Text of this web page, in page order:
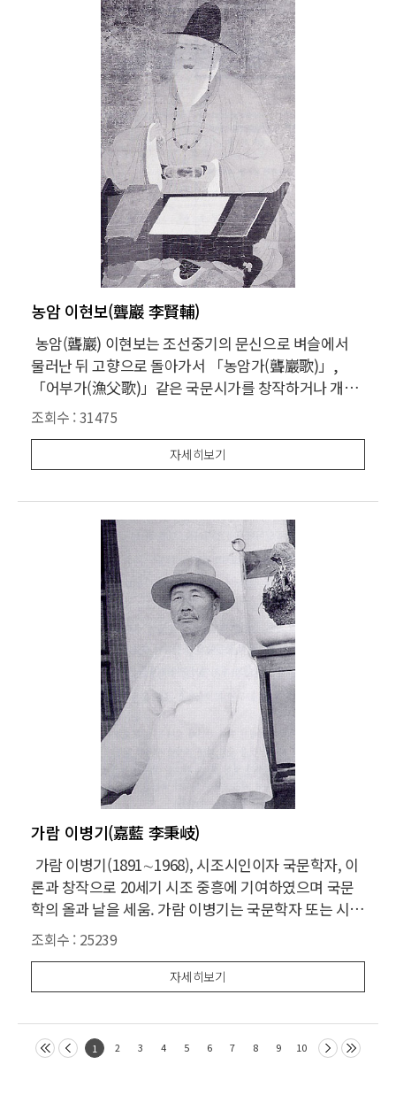
농암 이현보(聾巖 李賢輔)
농암(聾巖) 이현보는 조선중기의 문신으로 벼슬에서
물러난 뒤 고향으로 돌아가서 「농암가(聾巖歌)」,
「어부가(漁父歌)」같은 국문시가를 창작하거나 개작
하여 영남가단을 창시한 인물이다. 그는 연산군 때 과거
에 급제하여 연산군 - 중종 - 인종 - 명종 등 4대를 섬기면
서 무려 44년(32세에서 76세까지) 간이나 벼슬아치로
봉직하였다. 이 기간 동안
조회수 :31475
자세히보기
가람 이병기(嘉藍 李秉岐)
가람 이병기(1891∼1968), 시조시인이자 국문학자, 이
론과 창작으로 20세기 시조 중흥에 기여하였으며 국문
학의 올과 날을 세움. 가람 이병기는 국문학자 또는 시조
시인으로 일컬어진다. 그러나 이 지칭만으로는 무엇인
가 아쉽다는 생각이다. 물론 가람은 우리 국문학 연구의
초창기에 올과 날을 챙겨 세운 학자요, 쇠퇴 일로에 있던
우리 시조시를 부흥
조회수 : 25239
자세히보기
1 2 3 4 5 6 7 8 9 10